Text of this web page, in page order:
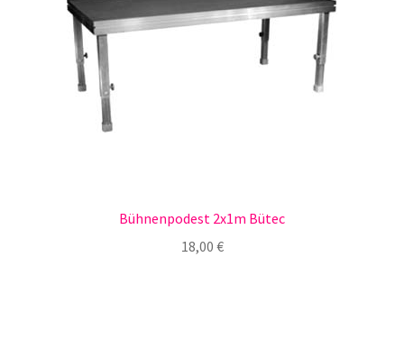
Bühnenpodest 2x1m Bütec
18,00 €